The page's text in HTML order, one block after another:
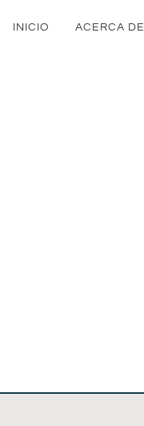
INICIO ACERCA DE